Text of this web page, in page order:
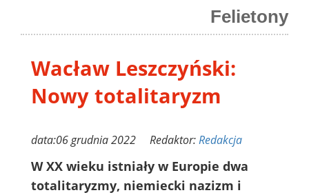
Felietony
Wacław Leszczyński:
Nowy totalitaryzm
data:06 grudnia 2022 Redaktor:Redakcja
W XX wieku istniały w Europie dwa
totalitaryzmy, niemiecki nazizm i